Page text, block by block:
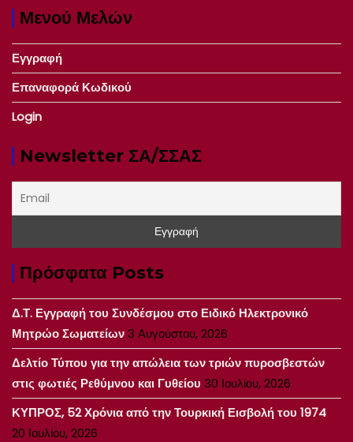
Μενού Μελών
Εγγραφή
Επαναφορά Κωδικού
Login
Newsletter ΣΑ/ΣΣΑΣ
Πρόσφατα Posts
Δ.Τ. Εγγραφή του Συνδέσμου στο Ειδικό Ηλεκτρονικό
Μητρώο Σωματείων3 Αυγούστου, 2026
Δελτίο Τύπου για την απώλεια των τριών πυροσβεστών
στις φωτιές Ρεθύμνου και Γυθείου 30 Ιουλίου, 2026
ΚΥΠΡΟΣ, 52 Χρόνια από την Τουρκική Εισβολή του 1974
20 Ιουλίου, 2026